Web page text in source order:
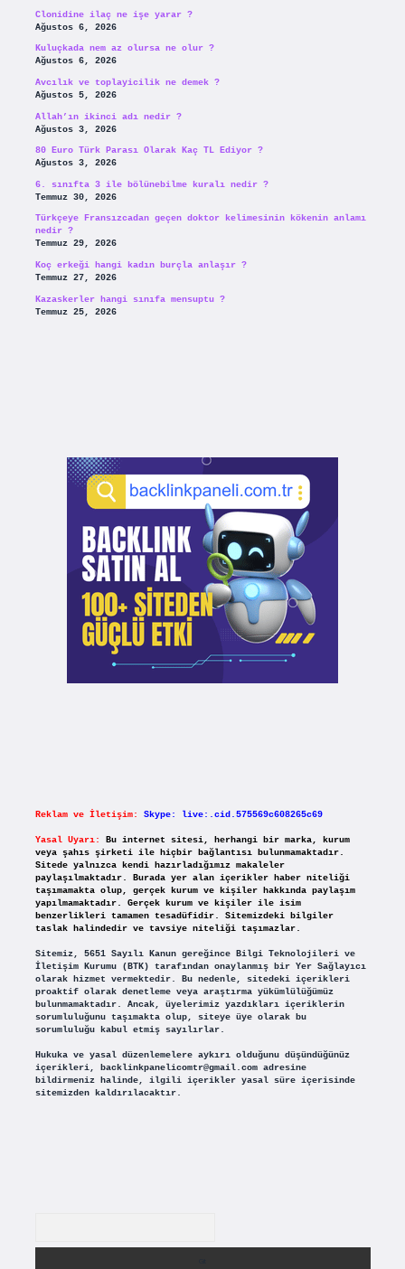
Clonidine ilaç ne işe yarar ?
Ağustos 6, 2026
Kuluçkada nem az olursa ne olur ?
Ağustos 6, 2026
Avcılık ve toplayicilik ne demek ?
Ağustos 5, 2026
Allah’ın ikinci adı nedir ?
Ağustos 3, 2026
80 Euro Türk Parası Olarak Kaç TL Ediyor ?
Ağustos 3, 2026
6. sınıfta 3 ile bölünebilme kuralı nedir ?
Temmuz 30, 2026
Türkçeye Fransızcadan geçen doktor kelimesinin kökenin anlamı
nedir ?
Temmuz 29, 2026
Koç erkeği hangi kadın burçla anlaşır ?
Temmuz 27, 2026
Kazaskerler hangi sınıfa mensuptu ?
Temmuz 25, 2026
Reklam ve İletişim: Skype: live:.cid.575569c608265c69
Yasal Uyarı:
Bu internet sitesi, herhangi bir marka, kurum
veya şahıs şirketi ile hiçbir bağlantısı bulunmamaktadır.
Sitede yalnızca kendi hazırladığımız makaleler
paylaşılmaktadır. Burada yer alan içerikler haber niteliği
taşımamakta olup, gerçek kurum ve kişiler hakkında paylaşım
yapılmamaktadır. Gerçek kurum ve kişiler ile isim
benzerlikleri tamamen tesadüfidir. Sitemizdeki bilgiler
taslak halindedir ve tavsiye niteliği taşımazlar.
Sitemiz, 5651 Sayılı Kanun gereğince Bilgi Teknolojileri ve
İletişim Kurumu (BTK) tarafından onaylanmış bir Yer Sağlayıcı
olarak hizmet vermektedir. Bu nedenle, sitedeki içerikleri
proaktif olarak denetleme veya araştırma yükümlülüğümüz
bulunmamaktadır. Ancak, üyelerimiz yazdıkları içeriklerin
sorumluluğunu taşımakta olup, siteye üye olarak bu
sorumluluğu kabul etmiş sayılırlar.
Hukuka ve yasal düzenlemelere aykırı olduğunu düşündüğünüz
içerikleri, backlinkpanelicomtr@gmail.comadresine
bildirmeniz halinde, ilgili içerikler yasal süre içerisinde
sitemizden kaldırılacaktır.